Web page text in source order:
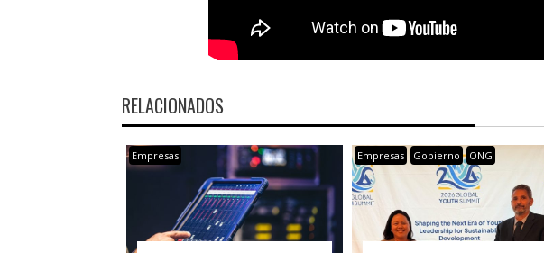
RELACIONADOS
Empresas Empresas Gobierno ONG